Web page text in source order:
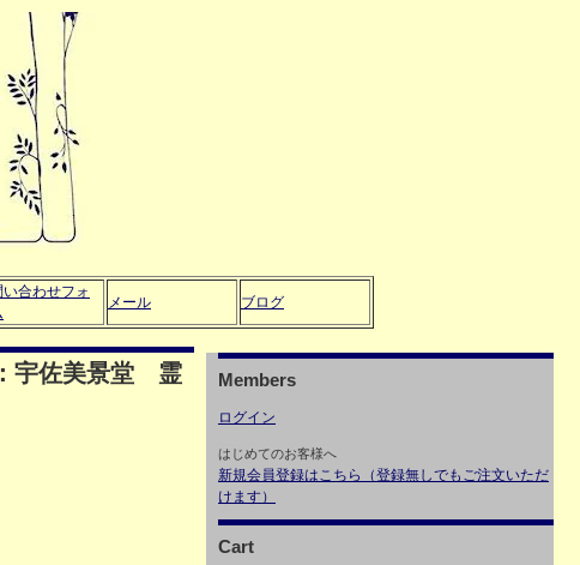
い合わせフォ
メール ブログ
宇佐美景堂 霊
Members
ログイン
はじめてのお客様へ
新規会員登録はこちら（登録無しでもご注文いただ
けます）
Cart